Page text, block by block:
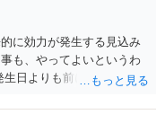
に効力が発生する見込み
も、やってよいというわ
日よりも前に交付したか
いですが、卒業式の日程